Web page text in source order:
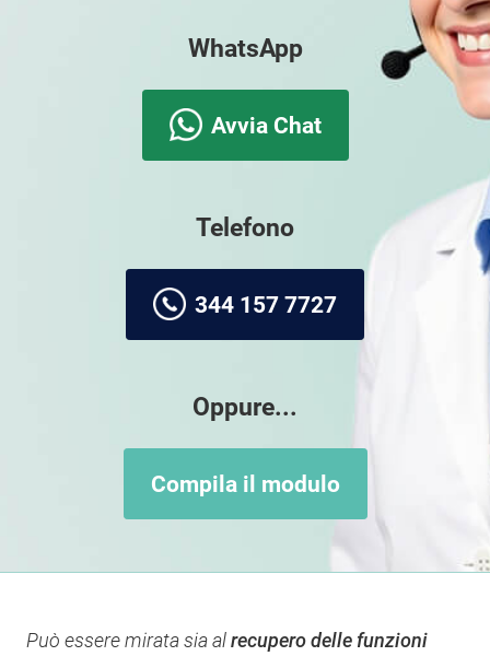
WhatsApp
Avvia Chat
Telefono
344 157 7727
Oppure...
Compila il modulo
Può essere mirata sia alrecupero delle funzioni